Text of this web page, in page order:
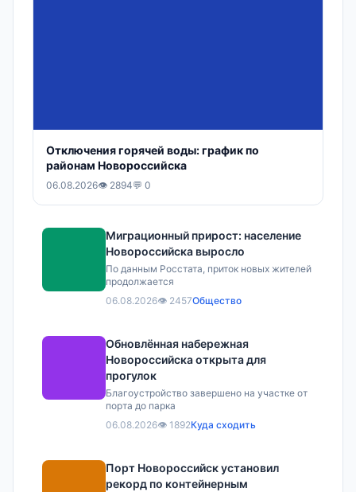
Отключения горячей воды: график по
районам Новороссийска
06.08.2026👁 2894💬 0
Миграционный прирост: население
Новороссийска выросло
По данным Росстата, приток новых жителей
продолжается
06.08.2026👁 2457Общество
Обновлённая набережная
Новороссийска открыта для
прогулок
Благоустройство завершено на участке от
порта до парка
06.08.2026👁 1892Куда сходить
Порт Новороссийск установил
рекорд по контейнерным